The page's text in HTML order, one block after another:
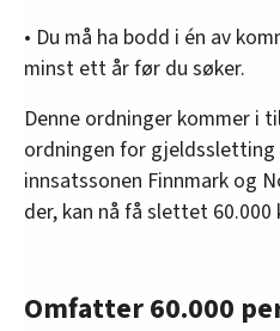
• Du må ha bodd i én av
minst ett år før du søker.
Denne ordninger kommer i
ordningen for gjeldssletting
innsatssonen Finnmark og
der, kan nå få slettet 60.000
Omfatter 60.000